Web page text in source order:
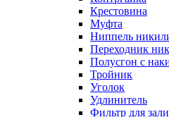
Крестовина
Муфта
Ниппель
Переходник
Полусгон с
Тройник
Уголок
Удлинитель
Фильтр для